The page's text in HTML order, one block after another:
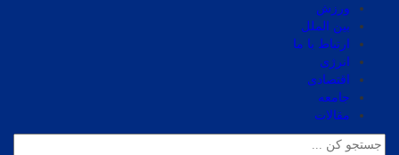
ورزش
بین الملل
ارتباط با ما
انرژی
اقتصادی
جامعه
مقالات